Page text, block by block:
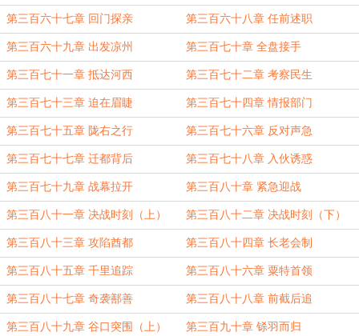
第三百六十七章 回门探亲 第三百六十八章 任前述职
第三百六十九章 出发凉州 第三百七十章 全盘接手
第三百七十一章 抵达河西 第三百七十二章 考察民生
第三百七十三章 迫在眉睫 第三百七十四章 情报部门
第三百七十五章 陇右之行 第三百七十六章 反对声急
第三百七十七章 迁都背后 第三百七十八章 入伙诱惑
第三百七十九章 战幕拉开 第三百八十章 紧急迎战
第三百八十一章 决战时刻（上） 第三百八十二章 决战时刻（下）
第三百八十三章 攻陷酋都 第三百八十四章 长老会制
第三百八十五章 千里追踪 第三百八十六章 粟特首领
第三百八十七章 奇袭鄯善 第三百八十八章 前截后追
第三百八十九章 谷口突围（上） 第三百九十章 铩羽而归